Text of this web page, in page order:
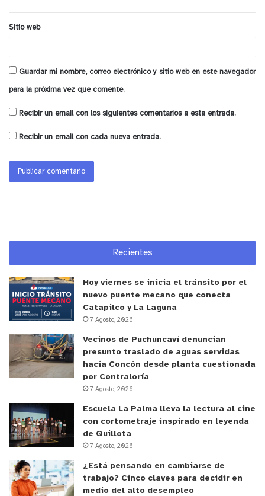
Sitio web
Guardar mi nombre, correo electrónico y sitio web en este navegador
para la próxima vez que comente.
Recibir un email con los siguientes comentarios a esta entrada.
Recibir un email con cada nueva entrada.
Recientes
Hoy viernes se inicia el tránsito por el
nuevo puente mecano que conecta
Catapilco y La Laguna
7 Agosto, 2026
Vecinos de Puchuncaví denuncian
presunto traslado de aguas servidas
hacia Concón desde planta cuestionada
por Contraloría
7 Agosto, 2026
Escuela La Palma lleva la lectura al cine
con cortometraje inspirado en leyenda
de Quillota
7 Agosto, 2026
¿Está pensando en cambiarse de
trabajo? Cinco claves para decidir en
medio del alto desempleo